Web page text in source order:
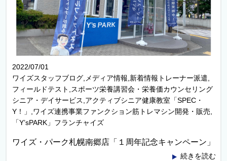
2022/07/01
ワイズスタッフブログ,メディア情報,新着情報トレーナー派遣,
フィールドテスト,スポーツ栄養講習会・栄養価カウンセリング
シニア・デイサービス,アクティブシニア健康教室「SPEC・
Y！」,ワイズ連携事業ファンクション筋トレマシン開発・販売,
「Y’sPARK」フランチャイズ
ワイズ・パーク札幌南郷店「１周年記念キャンペーン」
続きを読む